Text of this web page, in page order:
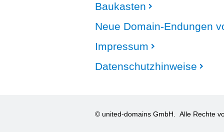
Baukasten
Neue Domain-Endungen
Impressum
Datenschutzhinweise
© united-domains GmbH. Alle Rechte